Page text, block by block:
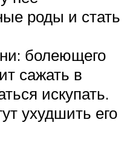
роды и стать
болеющего
сажать в
искупать.
ухудшить его